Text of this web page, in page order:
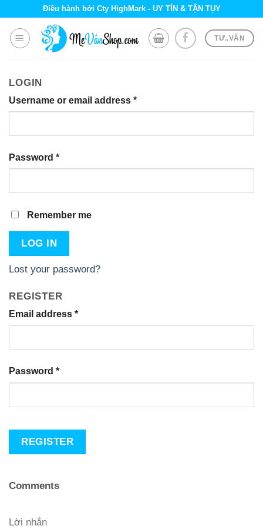
content
Điều hành bởi Cty HighMark - UY TÍN & TẬN TỤY
TƯ..VẤN
LOGIN
Username or email address *
Password *
Remember me
LOG IN
Lost your password?
REGISTER
Email address *
Password *
REGISTER
Comments
Lời nhắn